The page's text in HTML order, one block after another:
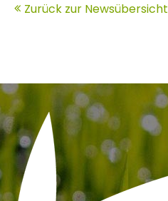
Zurück zur Newsübersicht